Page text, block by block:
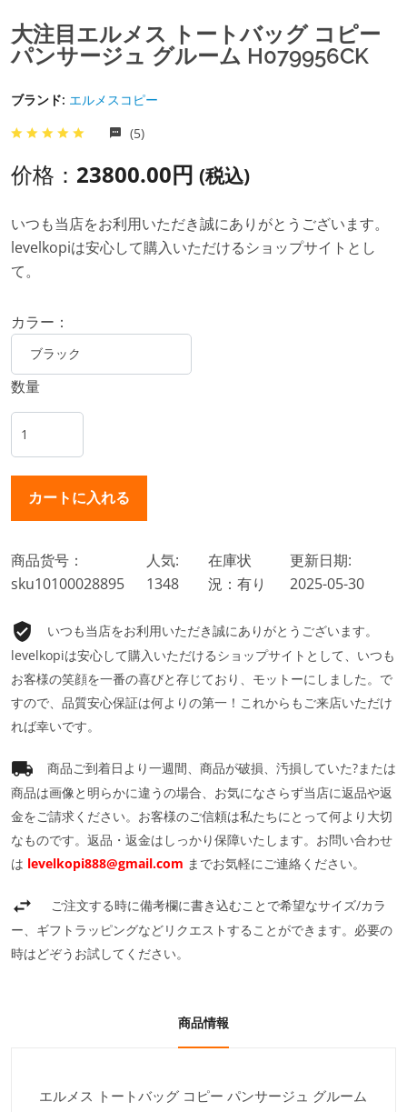
大注目エルメス トートバッグ コピー
パンサージュ グルーム H079956CK
ブランド: エルメスコピー
(5)
价格： 23800.00円 (税込)
いつも当店をお利用いただき誠にありがとうございます。
levelkopiは安心して購入いただけるショップサイトとし
て。
カラー：
数量
商品货号：
sku10100028895
人気:
1348
在庫状
況：有り
更新日期:
2025-05-30
いつも当店をお利用いただき誠にありがとうございます。
levelkopiは安心して購入いただけるショップサイトとして、いつも
お客様の笑顔を一番の喜びと存じており、モットーにしました。で
すので、品質安心保証は何よりの第一！これからもご来店いただけ
れば幸いです。
商品ご到着日より一週間、商品が破損、汚損していた?または
商品は画像と明らかに違うの場合、お気になさらず当店に返品や返
金をご請求ください。お客様のご信頼は私たちにとって何より大切
なものです。返品・返金はしっかり保障いたします。お問い合わせ
は levelkopi888@gmail.com までお気軽にご連絡ください。
ご注文する時に備考欄に書き込むことで希望なサイズ/カラ
ー、ギフトラッピングなどリクエストすることができます。必要の
時はどぞうお試してください。
商品情報
エルメス トートバッグ コピー パンサージュ グルーム